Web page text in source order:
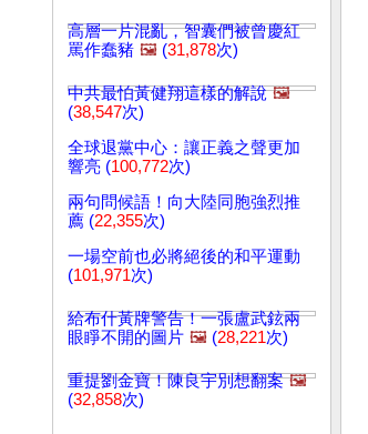
高層一片混亂，智囊們被曾慶紅
罵作蠢豬 🖼️ (31,878次)
中共最怕黃健翔這樣的解說 🖼️
(38,547次)
全球退黨中心：讓正義之聲更加
響亮 (100,772次)
兩句問候語！向大陸同胞強烈推
薦 (22,355次)
一場空前也必將絕後的和平運動
(101,971次)
給布什黃牌警告！一張盧武鉉兩
眼睜不開的圖片 🖼️ (28,221次)
重提劉金寶！陳良宇別想翻案 🖼️
(32,858次)